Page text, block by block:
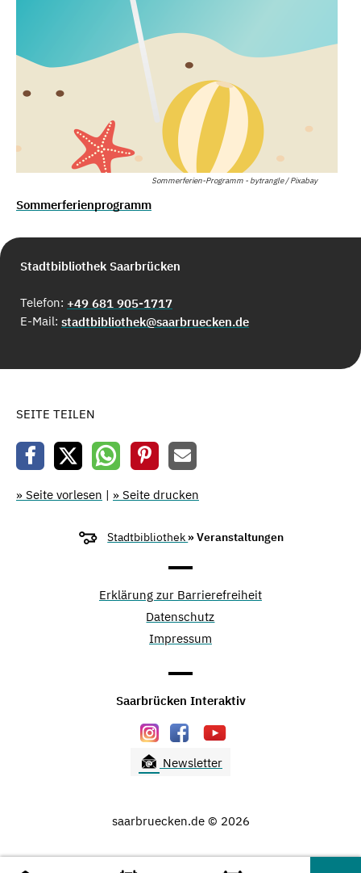
Sommerferien-Programm - bytrangle / Pixabay
Sommerferienprogramm
Stadtbibliothek Saarbrücken
Telefon: +49 681 905-1717
E-Mail: stadtbibliothek@saarbruecken.de
SEITE TEILEN
» Seite vorlesen | » Seite drucken
Stadtbibliothek » Veranstaltungen
Erklärung zur Barrierefreiheit
Datenschutz
Impressum
Saarbrücken Interaktiv
Newsletter
saarbruecken.de © 2026